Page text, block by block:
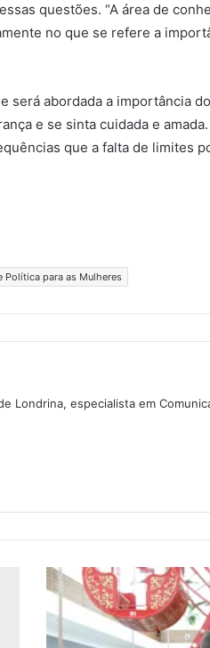
questões. “A área de
no que se refere a
abordada a importância
e se sinta cuidada e
que a falta de limites
Política para as Mulheres
especialista em